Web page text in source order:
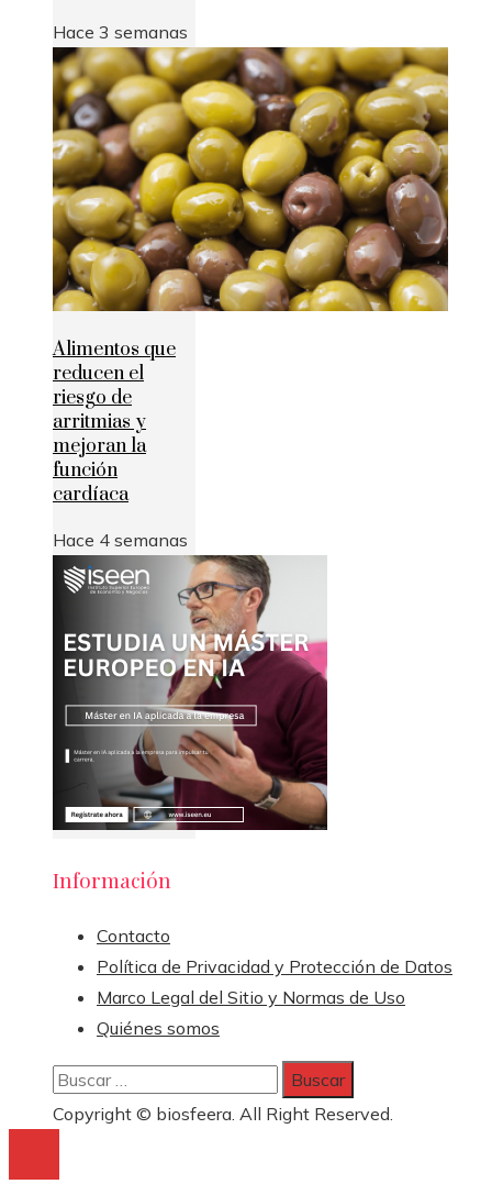
Hace 3 semanas
Alimentos que
reducen el
riesgo de
arritmias y
mejoran la
función
cardíaca
Hace 4 semanas
Información
Contacto
Política de Privacidad y Protección de Datos
Marco Legal del Sitio y Normas de Uso
Quiénes somos
Buscar:
Copyright © biosfeera. All Right Reserved.